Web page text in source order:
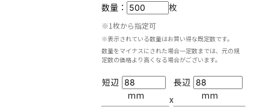
数量：
枚
※1枚から指定可
※表示されている数量はお買い得な既定数です。
数量をマイナスにされた場合一定数までは、元の規
定数の価格より高くなる場合がございます。
短辺
mm
x
長辺
mm